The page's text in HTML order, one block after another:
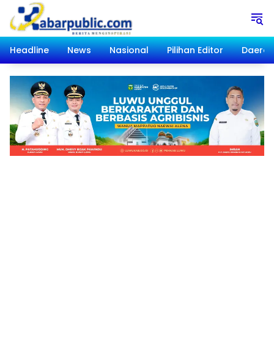
Langsung
konten
Headline
News Nasional Pilihan Editor Daerah